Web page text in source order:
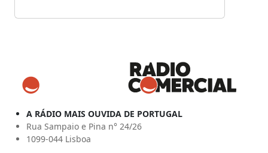
A RÁDIO MAIS OUVIDA DE PORTUGAL
Rua Sampaio e Pina n° 24/26
1099-044 Lisboa